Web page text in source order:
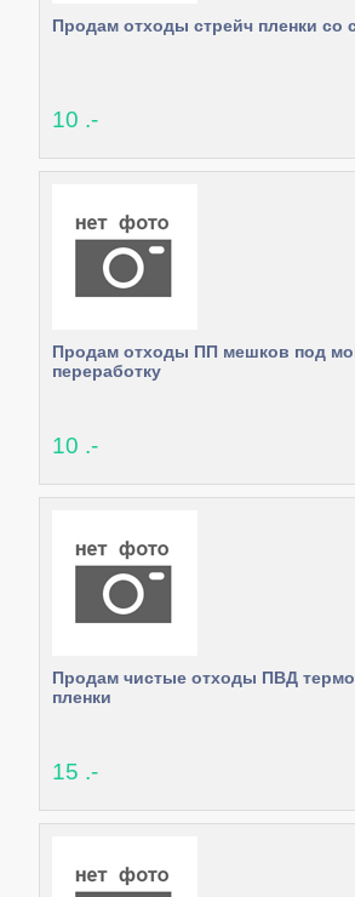
Продам отходы стрейч пленки со
10 .-
Продам отходы ПП мешков под
переработку
10 .-
Продам чистые отходы ПВД
пленки
15 .-